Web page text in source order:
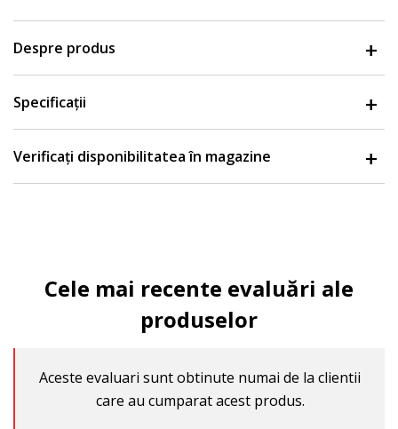
Despre produs
Specificații
Verificați disponibilitatea în magazine
Cele mai recente evaluări ale
produselor
Aceste evaluari sunt obtinute numai de la clientii
care au cumparat acest produs.